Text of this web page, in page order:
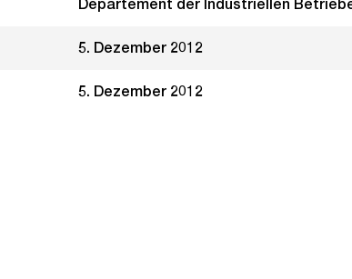
Departement der Industriellen
5. Dezember 2012
5. Dezember 2012